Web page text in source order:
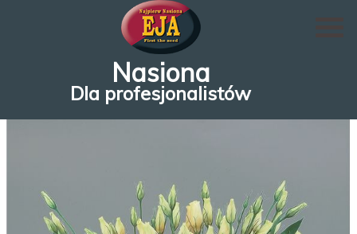
Nasiona
Dla profesjonalistów